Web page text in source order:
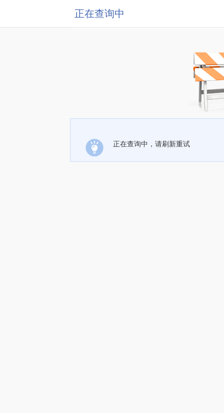
正在查询中
正在查询中，请刷新重试